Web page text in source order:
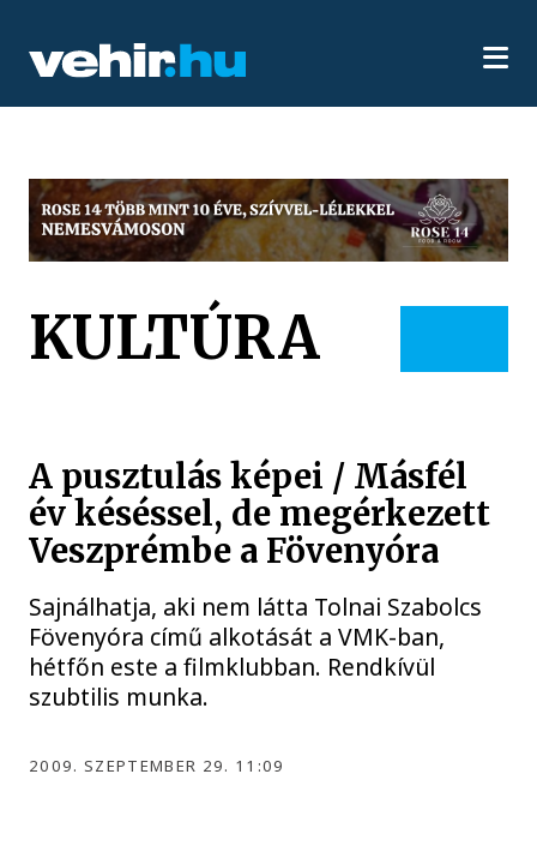
KULTÚRA
A pusztulás képei / Másfél
év késéssel, de megérkezett
Veszprémbe a Fövenyóra
Sajnálhatja, aki nem látta Tolnai Szabolcs
Fövenyóra című alkotását a VMK-ban,
hétfőn este a filmklubban. Rendkívül
szubtilis munka.
2009. SZEPTEMBER 29. 11:09